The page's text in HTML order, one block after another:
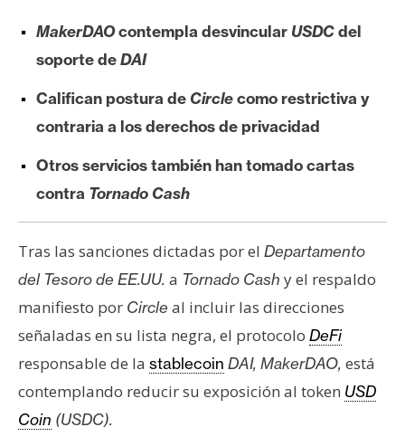
r
e
u
I
A
A
n
á
l
s
i
s
MakerDAOcontempla desvincular USDCdel
soporte deDAI
Califican postura de Circlecomo restrictiva y
contraria a los derechos de privacidad
Otros servicios también han tomado cartas
contra Tornado Cash
Tras las sanciones dictadas por el Departamento
del Tesoro de EE.UU. a Tornado Cash y el respaldo
manifiesto por Circle al incluir las direcciones
señaladas en su lista negra, el protocolo DeFi
responsable de la stablecoin DAI, MakerDAO, está
contemplando reducir su exposición al token USD
Coin (USDC).